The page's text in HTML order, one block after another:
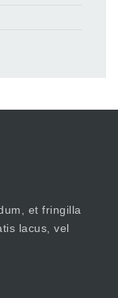
et fringilla
lacus, vel